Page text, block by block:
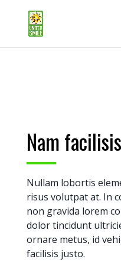
Nam
Nullam lobortis
risus volutpat at. In
non gravida lorem
dolor tincidunt
ornare metus, id
facilisis justo.